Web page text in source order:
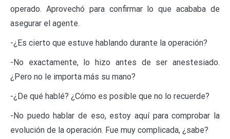
operado. Aprovechó para confirmar lo que acababa de
asegurar el agente.
-¿Es cierto que estuve hablando durante la operación?
-No exactamente, lo hizo antes de ser anestesiado.
¿Pero no le importa más su mano?
-¿De qué hablé? ¿Cómo es posible que no lo recuerde?
-No puedo hablar de eso, estoy aquí para comprobar la
evolución de la operación. Fue muy complicada, ¿sabe?